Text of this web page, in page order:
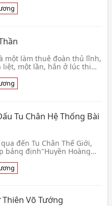
một làm thuê đoàn thủ lĩnh,
liệt, một lần, hắn ở lúc thi
ngờ, hắn đi tới vô cực đại
m
Tu Chân Hệ Thống Bài
đến Tu Chân Thế Giới,
bảng định"Huyền Hoàng
Đa Nghi
Võ Tướng